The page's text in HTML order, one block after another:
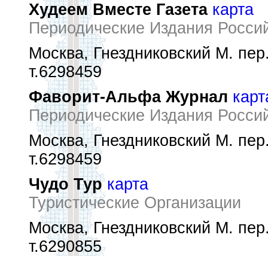
Худеем Вместе Газета карта
Периодические Издания
Москва, Гнездниковский М.
т.6298459
Фаворит-Альфа Журнал
Периодические Издания
Москва, Гнездниковский М.
т.6298459
Чудо Тур карта
Туристические Организации
Москва, Гнездниковский М.
т.6290855